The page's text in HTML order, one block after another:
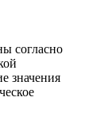
согласно
значения